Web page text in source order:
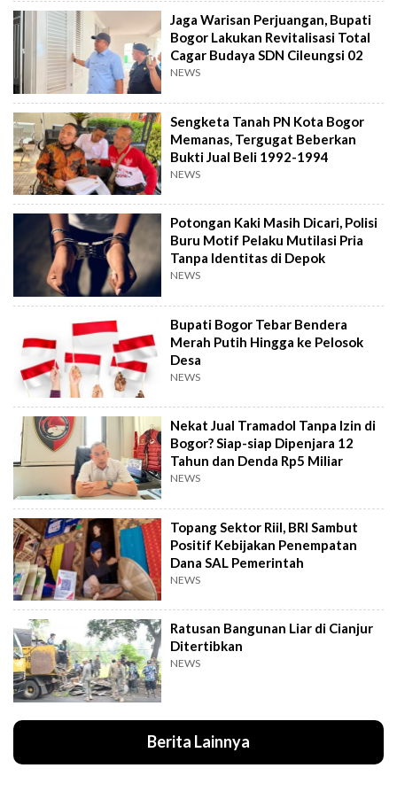
Jaga Warisan Perjuangan, Bupati
Bogor Lakukan Revitalisasi Total
Cagar Budaya SDN Cileungsi 02
NEWS
Sengketa Tanah PN Kota Bogor
Memanas, Tergugat Beberkan
Bukti Jual Beli 1992-1994
NEWS
Potongan Kaki Masih Dicari, Polisi
Buru Motif Pelaku Mutilasi Pria
Tanpa Identitas di Depok
NEWS
Bupati Bogor Tebar Bendera
Merah Putih Hingga ke Pelosok
Desa
NEWS
Nekat Jual Tramadol Tanpa Izin di
Bogor? Siap-siap Dipenjara 12
Tahun dan Denda Rp5 Miliar
NEWS
Topang Sektor Riil, BRI Sambut
Positif Kebijakan Penempatan
Dana SAL Pemerintah
NEWS
Ratusan Bangunan Liar di Cianjur
Ditertibkan
NEWS
Berita Lainnya